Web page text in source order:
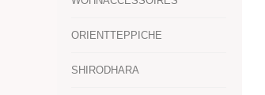
ORIENTTEPPICHE
SHIRODHARA